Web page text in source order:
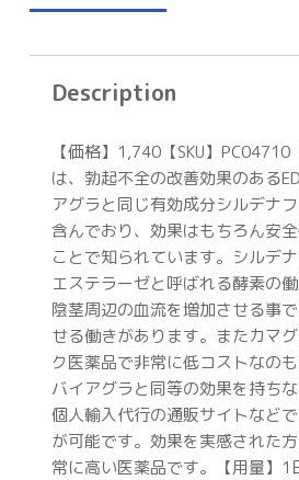
Description
【価格】1,740【SKU】
は、勃起不全の改善効果のある
アグラと同じ有効成分シルデナ
含んでおり、効果はもちろん安
ことで知られています。シルデ
エステラーゼと呼ばれる酵素の働
陰茎周辺の血流を増加させる事
せる働きがあります。またカマ
ク医薬品で非常に低コストなのも
バイアグラと同等の効果を持ち
個人輸入代行の通販サイトなど
が可能です。効果を実感された
常に高い医薬品です。【用量】1